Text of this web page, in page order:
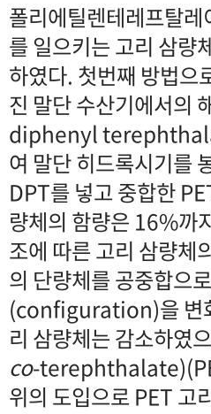
폴리에틸렌테레프탈
를 일으키는 고리 삼량
하였다. 첫번째 방법으
진 말단 수산기에서의
diphenyl
여 말단 히드록시기를
DPT를 넣고 중합한
량체의 함량은 16%까
조에 따른 고리 삼량체
의 단량체를 공중합으
(configuration)을 변
리 삼량체는 감소하
co-
위의 도입으로 PET 고